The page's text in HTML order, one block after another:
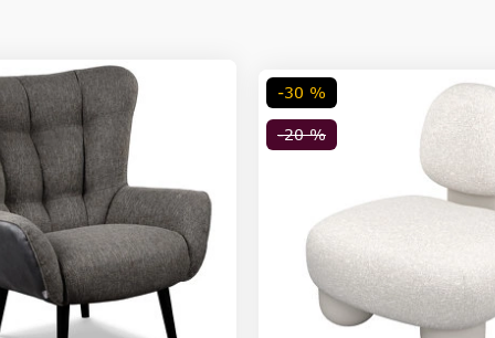
цветопередачи различных мониторов. -20 %
-30 %